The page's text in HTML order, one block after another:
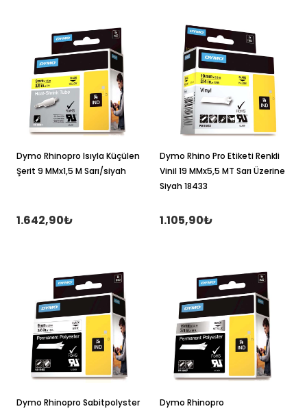
Dymo Rhinopro Isıyla Küçülen
Şerit 9 MMx1,5 M Sarı/siyah
1.642,90₺
Dymo Rhino Pro Etiketi Renkli
Vinil 19 MMx5,5 MT Sarı Üzerine
Siyah 18433
1.105,90₺
Dymo Rhinopro Sabitpolyster
Dymo Rhinopro